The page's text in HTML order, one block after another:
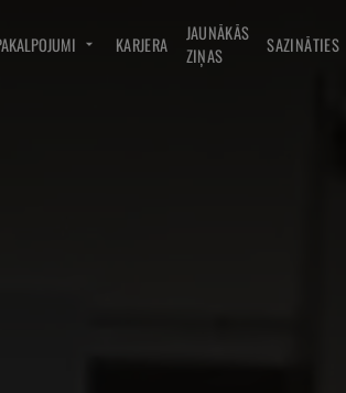
KARJERA
JAUNĀKĀS
ZIŅAS
SAZINĀTIES